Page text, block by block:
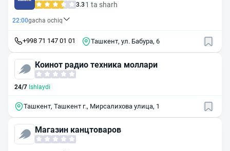
3.3 1 ta sharh
22:00gacha ochiq
+998 71 147 01 01 Ташкент, ул. Бабура, 6
Коинот радио техника моллари
24/7 Ishlaydi
Ташкент, Ташкент г., Мирсалихова улица, 1
Магазин канцтоваров